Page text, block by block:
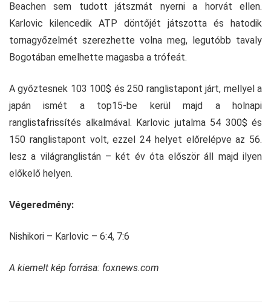
Beachen sem tudott játszmát nyerni a horvát ellen.
Karlovic kilencedik ATP döntőjét játszotta és hatodik
tornagyőzelmét szerezhette volna meg, legutóbb tavaly
Bogotában emelhette magasba a trófeát.
A győztesnek 103 100$ és 250 ranglistapont járt, mellyel a
japán ismét a top15-be kerül majd a holnapi
ranglistafrissítés alkalmával. Karlovic jutalma 54 300$ és
150 ranglistapont volt, ezzel 24 helyet előrelépve az 56.
lesz a világranglistán – két év óta először áll majd ilyen
előkelő helyen.
Végeredmény:
Nishikori – Karlovic – 6:4, 7:6
A kiemelt kép forrása: foxnews.com